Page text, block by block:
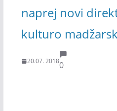
naprej novi
kulturo
20.07. 20180